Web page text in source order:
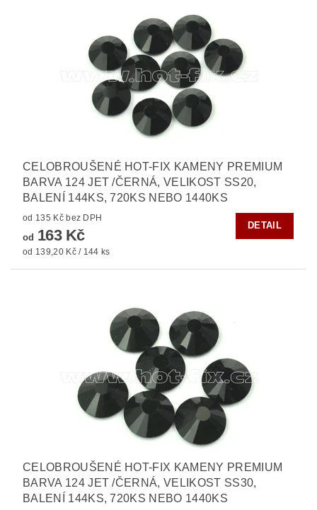
CELOBROUŠENÉ HOT-FIX KAMENY PREMIUM
BARVA 124 JET /ČERNÁ, VELIKOST SS20,
BALENÍ 144KS, 720KS NEBO 1440KS
od 135 Kč bez DPH
od 163 Kč
od 139,20 Kč / 144 ks
DETAIL
CELOBROUŠENÉ HOT-FIX KAMENY PREMIUM
BARVA 124 JET /ČERNÁ, VELIKOST SS30,
BALENÍ 144KS, 720KS NEBO 1440KS